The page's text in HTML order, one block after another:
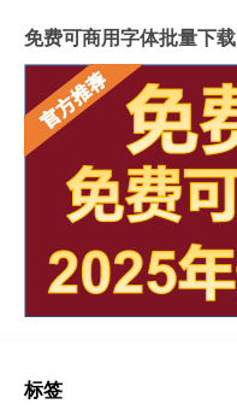
免费可商用字体批量下载
标签